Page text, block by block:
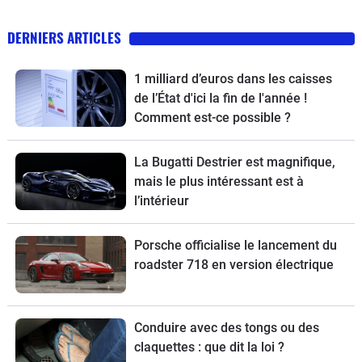
DERNIERS ARTICLES
1 milliard d’euros dans les caisses
de l’État d'ici la fin de l'année !
Comment est-ce possible ?
La Bugatti Destrier est magnifique,
mais le plus intéressant est à
l’intérieur
Porsche officialise le lancement du
roadster 718 en version électrique
Conduire avec des tongs ou des
claquettes : que dit la loi ?